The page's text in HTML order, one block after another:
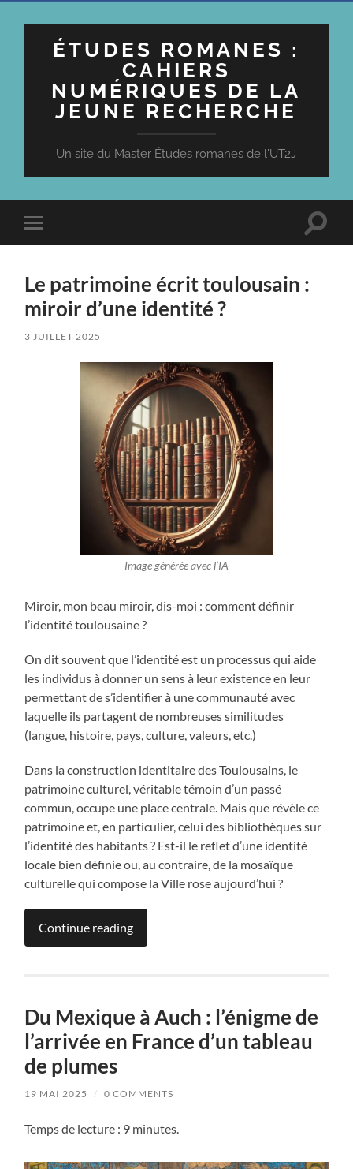
ÉTUDES ROMANES :
CAHIERS
NUMÉRIQUES DE LA
JEUNE RECHERCHE
Un site du Master Études romanes de l'UT2J
Toggle
mobile
Toggle
Le patrimoine écrit toulousain :
miroir d’une identité ?
3 JUILLET 2025
Image générée avec l’IA
Miroir, mon beau miroir, dis-moi : comment définir
l’identité toulousaine ?
On dit souvent que l’identité est un processus qui aide
les individus à donner un sens à leur existence en leur
permettant de s’identifier à une communauté avec
laquelle ils partagent de nombreuses similitudes
(langue, histoire, pays, culture, valeurs, etc.)
Dans la construction identitaire des Toulousains, le
patrimoine culturel, véritable témoin d’un passé
commun, occupe une place centrale. Mais que révèle ce
patrimoine et, en particulier, celui des bibliothèques sur
l’identité des habitants ? Est-il le reflet d’une identité
locale bien définie ou, au contraire, de la mosaïque
culturelle qui compose la Ville rose aujourd’hui ?
Continue reading
Du Mexique à Auch : l’énigme de
l’arrivée en France d’un tableau
de plumes
19 MAI 2025 / 0 COMMENTS
Temps de lecture : 9 minutes.